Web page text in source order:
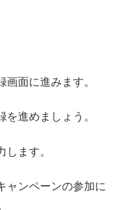
面に進みます。
進めましょう。
ます。
ャンペーンの参加に